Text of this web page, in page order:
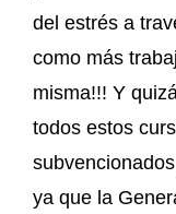
del estrés a
como más
misma!!! Y
todos estos
ya que la